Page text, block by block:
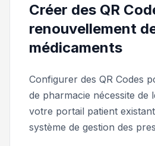
Créer des QR
renouvellement
médicaments
Configurer des QR Codes
de pharmacie nécessite de
votre portail patient
système de gestion des